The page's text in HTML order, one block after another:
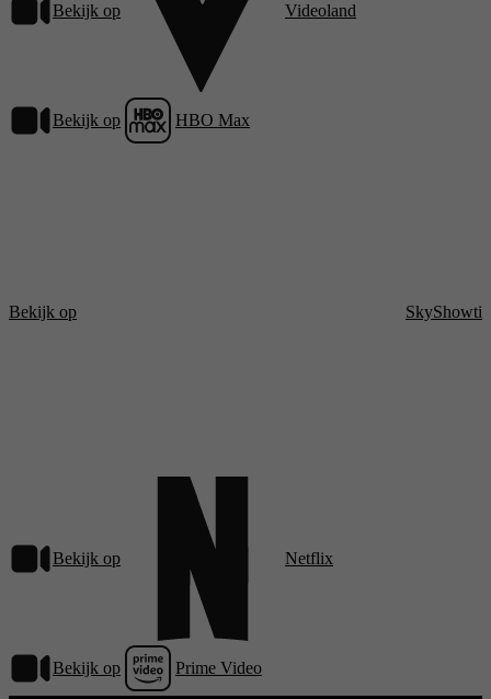
Bekijk op Videoland
Bekijk op HBO Max
Bekijk op
Bekijk op Netflix
Bekijk op Prime Video